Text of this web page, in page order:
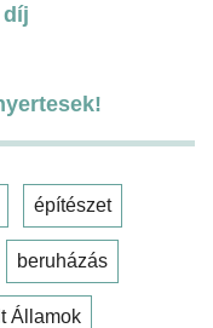
díj
építészet
beruházás
Államok